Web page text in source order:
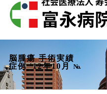
脳腫瘍 手術実績
症例 '12年10月
No.